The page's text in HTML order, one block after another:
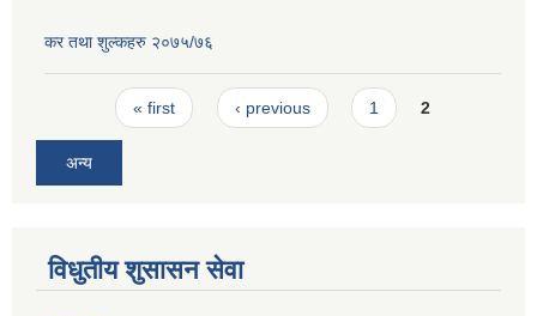
कर तथा शुल्कहरु २०७५/७६
Pages« first ‹ previous 1 2
अन्य
विधुतीय शुसासन सेवा